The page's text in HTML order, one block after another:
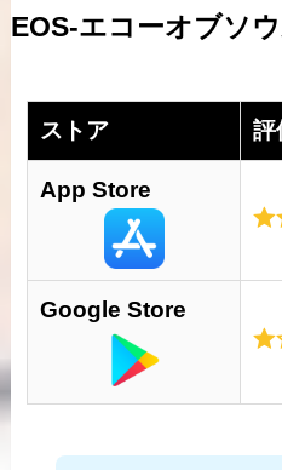
EOS-エコーオブソ
ストア 評
App Store
Google Store